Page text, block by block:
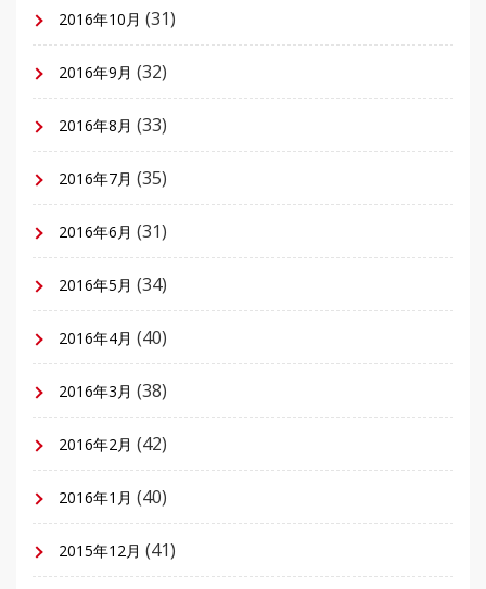
2016年10月 (31)
2016年9月 (32)
2016年8月 (33)
2016年7月 (35)
2016年6月 (31)
2016年5月 (34)
2016年4月 (40)
2016年3月 (38)
2016年2月 (42)
2016年1月 (40)
2015年12月 (41)